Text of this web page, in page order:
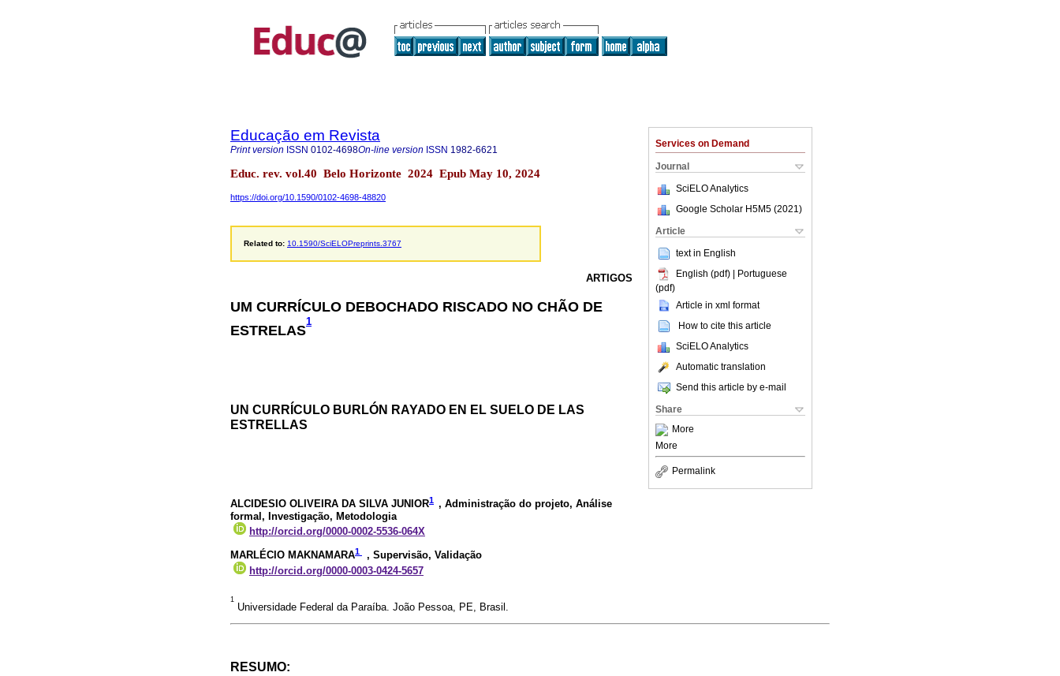
Services on Demand
Journal
SciELO Analytics
Google Scholar H5M5 (2021 )
Article
text in English
English (pdf) | Portuguese
(pdf)
Article in xml format
How to cite this article
SciELO Analytics
Automatic translation
Send this article by e-mail
Share
More
More
Permalink
Educação em Revista
Print version ISSN 0102-4698On-line version ISSN 1982-6621
Educ. rev. vol.40 Belo Horizonte 2024 Epub May 10, 2024
https://doi.org/10.1590/0102-4698-48820
Related to: 10.1590/SciELOPreprints.3767
ARTIGOS
UM CURRÍCULO DEBOCHADO RISCADO NO CHÃO DE
ESTRELAS
1
UN CURRÍCULO BURLÓN RAYADO EN EL SUELO DE LAS
ESTRELLAS
ALCIDESIO OLIVEIRA DA SILVA JUNIOR1 , Administração do projeto, Análise
formal, Investigação, Metodologia
http://orcid.org/0000-0002-5536-064X
MARLÉCIO MAKNAMARA1
, Supervisão, Validação
http://orcid.org/0000-0003-0424-5657
1
Universidade Federal da Paraíba. João Pessoa, PE, Brasil.
RESUMO: